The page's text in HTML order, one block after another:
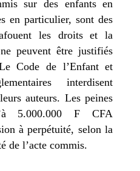
sur des enfants en
en particulier, sont des
les droits et la
peuvent être justifiés
Code de l’Enfant et
interdisent
auteurs. Les peines
5.000.000 F CFA
à perpétuité, selon la
de l’acte commis.